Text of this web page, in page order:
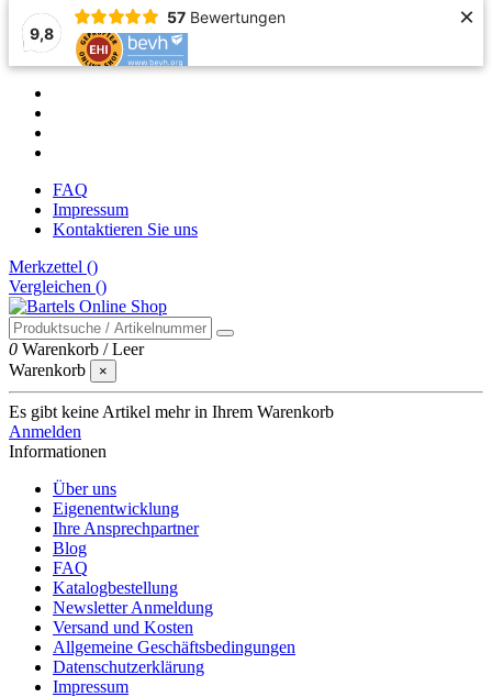
9,8
57 Bewertungen ×
FAQ
Impressum
Kontaktieren Sie uns
Merkzettel ()
Vergleichen ()
0 Warenkorb /Leer
Warenkorb
×
Es gibt keine Artikel mehr in Ihrem Warenkorb
Anmelden
Informationen
Über uns
Eigenentwicklung
Ihre Ansprechpartner
Blog
FAQ
Katalogbestellung
Newsletter Anmeldung
Versand und Kosten
Allgemeine Geschäftsbedingungen
Datenschutzerklärung
Impressum